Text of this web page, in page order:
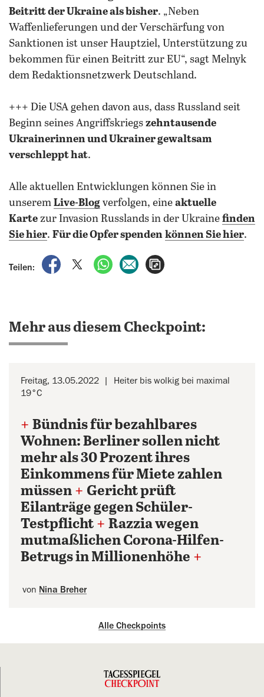
Beitritt der Ukraine als bisher. „Neben
Waffenlieferungen und der Verschärfung von
Sanktionen ist unser Hauptziel, Unterstützung zu
bekommen für einen Beitritt zur EU“, sagt Melnyk
dem Redaktionsnetzwerk Deutschland.
+++ Die USA gehen davon aus, dass Russland seit
Beginn seines Angriffskriegs zehntausende
Ukrainerinnen und Ukrainer gewaltsam
verschleppt hat.
Alle aktuellen Entwicklungen können Sie in
unserem Live-Blog verfolgen, eine aktuelle
Karte zur Invasion Russlands in der Ukraine finden
Sie hier. Für die Opfer spenden können Sie hier.
Teilen:
auf Facebook teilen
auf X teilenper WhatsApp teilen
per E-Mail teilen
Mehr aus diesem Checkpoint:
Freitag, 13.05.2022
Heiter bis wolkig bei maximal
19°C
+ Bündnis für bezahlbares
Wohnen: Berliner sollen nicht
mehr als 30 Prozent ihres
Einkommens für Miete zahlen
müssen + Gericht prüft
Eilanträge gegen Schüler-
Testpflicht + Razzia wegen
mutmaßlichen Corona-Hilfen-
Betrugs in Millionenhöhe +
von Nina Breher
Alle Checkpoints